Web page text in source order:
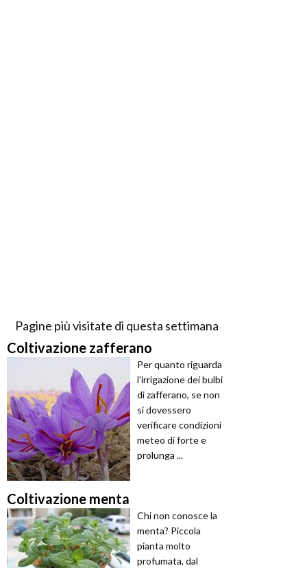
Pagine più visitate di questa settimana
Coltivazione zafferano
Per quanto riguarda
l'irrigazione dei bulbi
di zafferano, se non
si dovessero
verificare condizioni
meteo di forte e
prolunga ...
Coltivazione menta
Chi non conosce la
menta? Piccola
pianta molto
profumata, dal